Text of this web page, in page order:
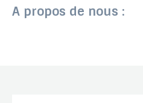
A propos de nous :